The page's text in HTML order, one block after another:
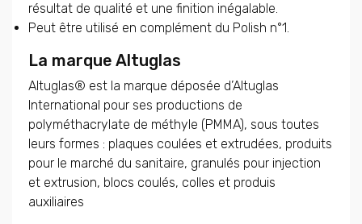
résultat de qualité et une finition inégalable.
Peut être utilisé en complément du Polish n°1.
La marque Altuglas
Altuglas® est la marque déposée d’Altuglas
International pour ses productions de
polyméthacrylate de méthyle (PMMA), sous toutes
leurs formes : plaques coulées et extrudées, produits
pour le marché du sanitaire, granulés pour injection
et extrusion, blocs coulés, colles et produis
auxiliaires